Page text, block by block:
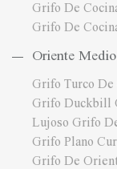
Grifo De
Grifo De
Oriente Medio
Grifo Turco
Grifo Duckbill
Lujoso Grifo
Grifo Plano
Grifo De